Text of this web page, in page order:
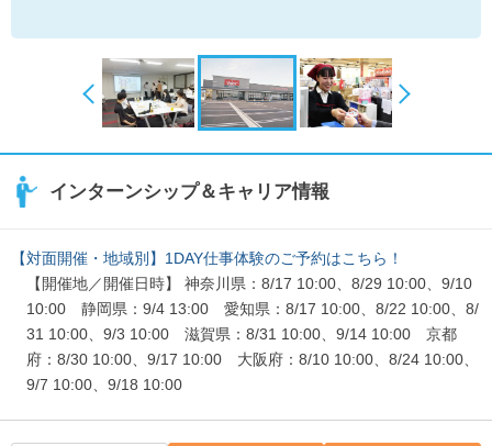
インターンシップ＆キャリア情報
【対面開催・地域別】1DAY仕事体験のご予約はこちら！
【開催地／開催日時】 神奈川県：8/17 10:00、8/29 10:00、9/10
10:00 静岡県：9/4 13:00 愛知県：8/17 10:00、8/22 10:00、8/
31 10:00、9/3 10:00 滋賀県：8/31 10:00、9/14 10:00 京都
府：8/30 10:00、9/17 10:00 大阪府：8/10 10:00、8/24 10:00、
9/7 10:00、9/18 10:00